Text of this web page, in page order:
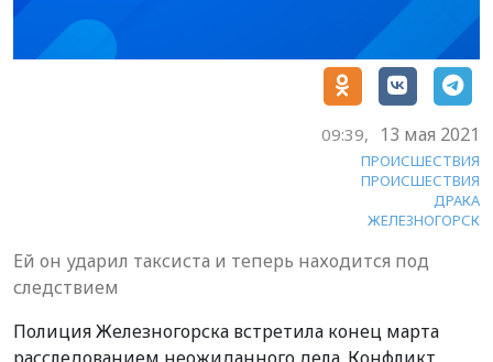
09:39, 13 мая 2021
ПРОИСШЕСТВИЯ
ПРОИСШЕСТВИЯ
ДРАКА
ЖЕЛЕЗНОГОРСК
Ей он ударил таксиста и теперь находится под
следствием
Полиция Железногорска встретила конец марта